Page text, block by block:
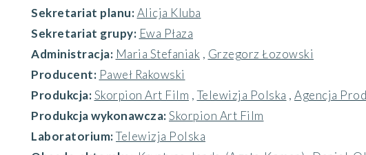
Sekretariat planu:Alicja Kluba
Sekretariat grupy: Ewa Płaza
Administracja: Maria Stefaniak , Grzegorz Łozowski
Producent: Paweł Rakowski
Produkcja:Skorpion Art Film ,Telewizja Polska , Agencja
Produkcja wykonawcza:Skorpion Art Film
Laboratorium:Telewizja Polska